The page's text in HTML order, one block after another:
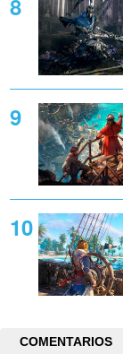
COMENTARIOS